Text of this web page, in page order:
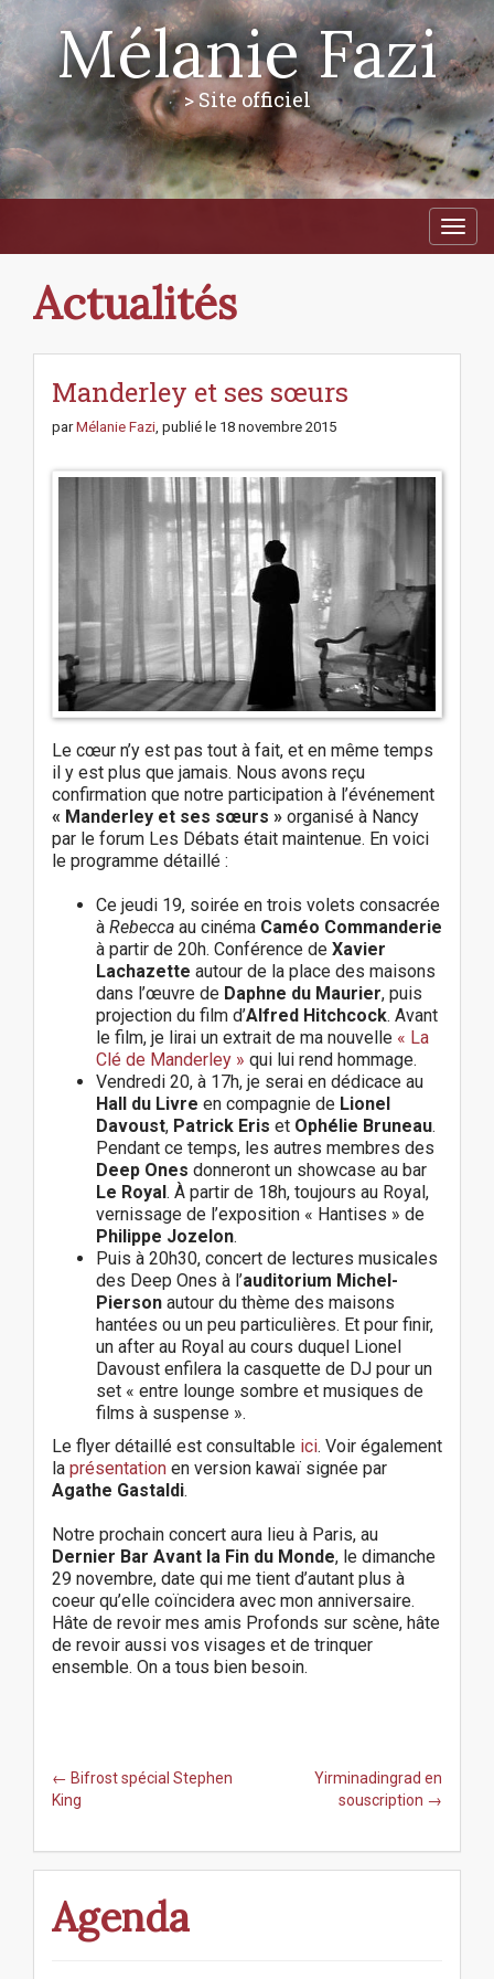
Mélanie Fazi
> Site officiel
M
i
i
Actualités
Manderley et ses sœurs
parMélanie Fazi, publié le 18 novembre 2015
Le cœur n’y est pas tout à fait, et en même temps
il y est plus que jamais. Nous avons reçu
confirmation que notre participation à l’événement
« Manderley et ses sœurs » organisé à Nancy
par le forum Les Débats était maintenue. En voici
le programme détaillé :
Ce jeudi 19, soirée en trois volets consacrée
à Rebecca au cinéma Caméo Commanderie
à partir de 20h. Conférence de Xavier
Lachazette autour de la place des maisons
dans l’œuvre de Daphne du Maurier, puis
projection du film d’Alfred Hitchcock. Avant
le film, je lirai un extrait de ma nouvelle « La
Clé de Manderley » qui lui rend hommage.
Vendredi 20, à 17h, je serai en dédicace au
Hall du Livre en compagnie de Lionel
Davoust, Patrick Eris et Ophélie Bruneau.
Pendant ce temps, les autres membres des
Deep Ones donneront un showcase au bar
Le Royal. À partir de 18h, toujours au Royal,
vernissage de l’exposition « Hantises » de
Philippe Jozelon.
Puis à 20h30, concert de lectures musicales
des Deep Ones à l’auditorium Michel-
Pierson autour du thème des maisons
hantées ou un peu particulières. Et pour finir,
un after au Royal au cours duquel Lionel
Davoust enfilera la casquette de DJ pour un
set « entre lounge sombre et musiques de
films à suspense ».
Le flyer détaillé est consultable ici. Voir également
la présentation en version kawaï signée par
Agathe Gastaldi.
Notre prochain concert aura lieu à Paris, au
Dernier Bar Avant la Fin du Monde, le dimanche
29 novembre, date qui me tient d’autant plus à
coeur qu’elle coïncidera avec mon anniversaire.
Hâte de revoir mes amis Profonds sur scène, hâte
de revoir aussi vos visages et de trinquer
ensemble. On a tous bien besoin.
P
o
t
n
v
i
← Bifrost spécial Stephen
King
Yirminadingrad en
souscription →
Agenda